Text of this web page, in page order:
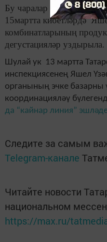
Бу чаралар 12 марттан
15мартта кибетләрдә
комбинатларының
дегустацияләр уздырыла.
Шулай ук 13 мартта
инспекциясенең Яшел
органының эчке базарны
координацияләү
да “кайнар линия”
Следите за самым
Telegram-канале
Читайте новости
национальном
https://max.ru/